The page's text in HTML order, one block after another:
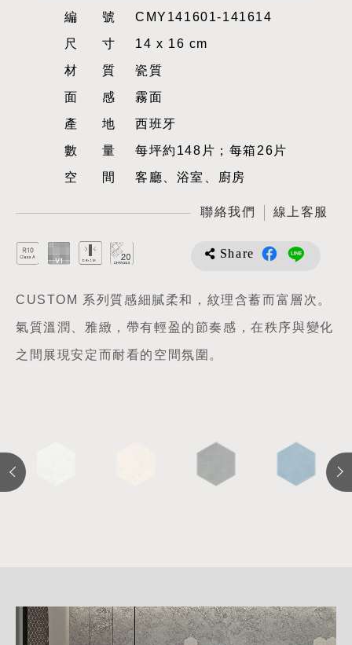
編號CMY141601-141614
尺寸14 x 16 cm
材質瓷質
面感霧面
產地西班牙
數量每坪約148片；每箱26片
空間客廳、浴室、廚房
聯絡我們 線上客服
Share
CUSTOM 系列質感細膩柔和，紋理含蓄而富層次。
氣質溫潤、雅緻，帶有輕盈的節奏感，在秩序與變化
之間展現安定而耐看的空間氛圍。